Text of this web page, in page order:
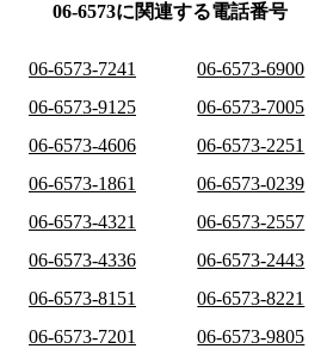
06-6573に関連する電話番号
06-6573-7241 06-6573-6900
06-6573-9125
06-6573-7005
06-6573-4606
06-6573-2251
06-6573-1861
06-6573-0239
06-6573-4321
06-6573-2557
06-6573-4336
06-6573-2443
06-6573-8151
06-6573-8221
06-6573-7201
06-6573-9805